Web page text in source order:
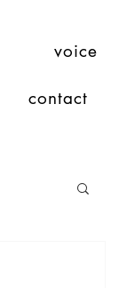
voice
contact